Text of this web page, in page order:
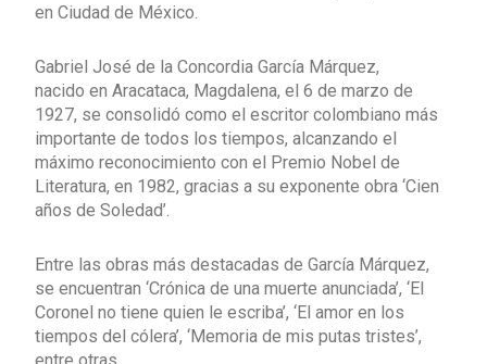
en Ciudad de México.
Gabriel José de la Concordia García Márquez,
nacido en Aracataca, Magdalena, el 6 de marzo de
1927, se consolidó como el escritor colombiano más
importante de todos los tiempos, alcanzando el
máximo reconocimiento con el Premio Nobel de
Literatura, en 1982, gracias a su exponente obra ‘Cien
años de Soledad’.
Entre las obras más destacadas de García Márquez,
se encuentran ‘Crónica de una muerte anunciada’, ‘El
Coronel no tiene quien le escriba’, ‘El amor en los
tiempos del cólera’, ‘Memoria de mis putas tristes’,